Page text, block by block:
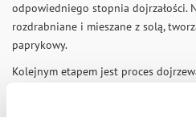
odpowiedniego stopnia dojrzałości.
rozdrabniane i mieszane z solą,
paprykowy.
Kolejnym etapem jest proces
zakończeniu dojrzewania jest